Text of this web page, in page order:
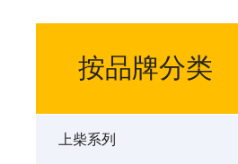
按品牌分类
上柴系列